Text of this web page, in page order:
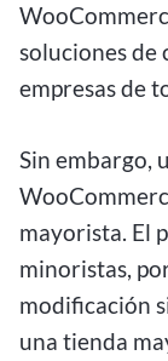
soluciones de
empresas de
Sin embargo,
mayorista. El
minoristas,
modificación
una tienda